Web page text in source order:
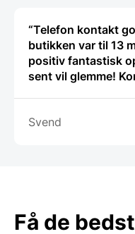
“Telefon kontakt
butikken var til 13
positiv fantastisk
sent vil glemme!
Svend
Få de